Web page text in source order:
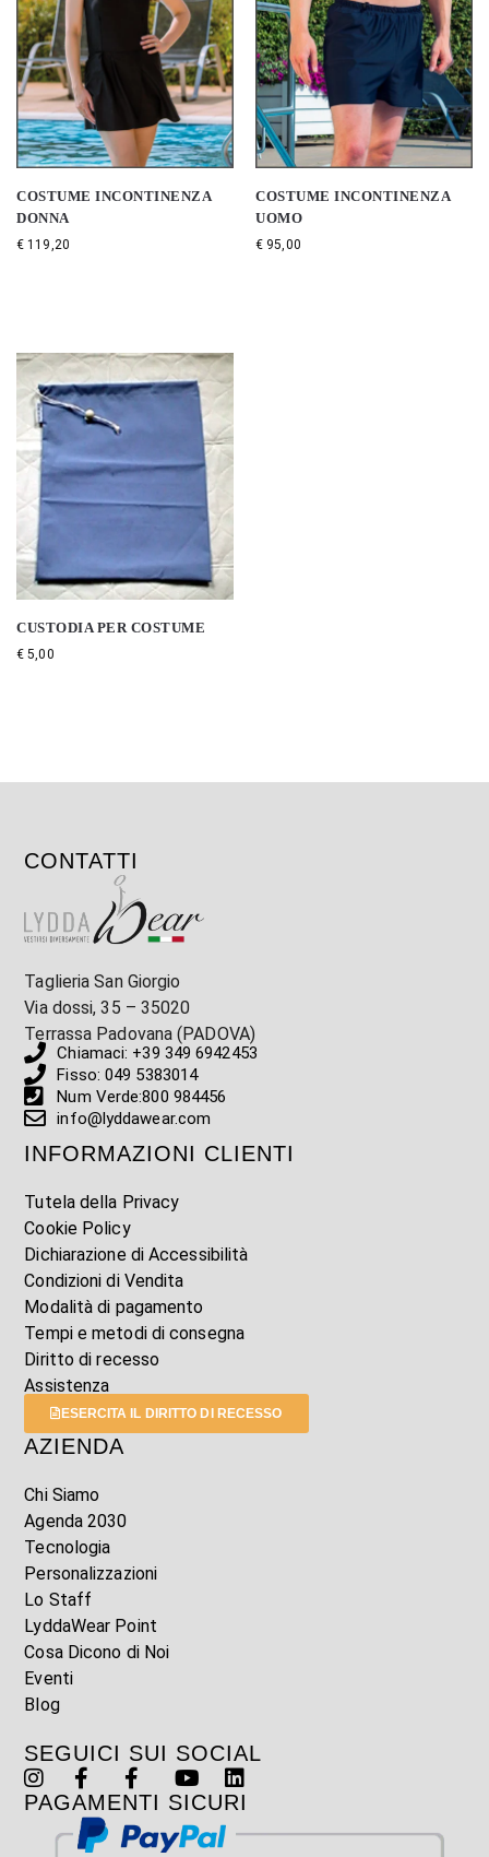
COSTUME INCONTINENZA
DONNA
€ 119,20
COSTUME INCONTINENZA
UOMO
€ 95,00
CUSTODIA PER COSTUME
€ 5,00
CONTATTI
Taglieria San Giorgio
Via dossi, 35 – 35020
Terrassa Padovana (PADOVA)
Chiamaci: +39 349 6942453
Fisso: 049 5383014
Num Verde:800 984456
info@lyddawear.com
INFORMAZIONI CLIENTI
Tutela della Privacy
Cookie Policy
Dichiarazione di Accessibilità
Condizioni di Vendita
Modalità di pagamento
Tempi e metodi di consegna
Diritto di recesso
Assistenza
ESERCITA IL DIRITTO DI RECESSO
AZIENDA
Chi Siamo
Agenda 2030
Tecnologia
Personalizzazioni
Lo Staff
LyddaWear Point
Cosa Dicono di Noi
Eventi
Blog
SEGUICI SUI SOCIAL
PAGAMENTI SICURI